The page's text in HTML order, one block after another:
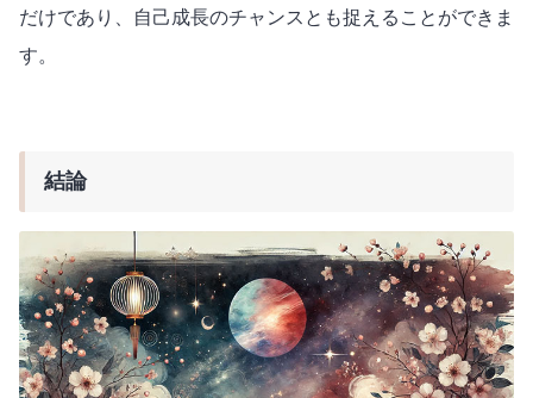
だけであり、自己成長のチャンスとも捉えることができま
す。
結論